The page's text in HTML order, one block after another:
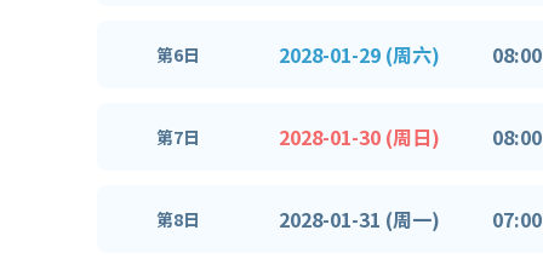
第6日 2028-01-29 (周六) 08:00
第7日 2028-01-30 (周日) 08:00
第8日 2028-01-31 (周一) 07:00